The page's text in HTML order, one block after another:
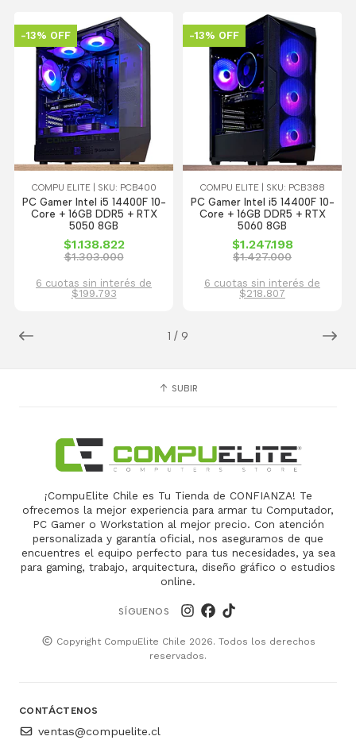
1 / 9
-13% OFF
COMPU ELITE | SKU: PCB400
PC Gamer Intel i5 14400F 10-
Core + 16GB DDR5 + RTX
5050 8GB
$1.138.822
$1.303.000
6 cuotas sin interés de
$199.793
-13% OFF
COMPU ELITE | SKU: PCB388
PC Gamer Intel i5 14400F 10-
Core + 16GB DDR5 + RTX
5060 8GB
$1.247.198
$1.427.000
6 cuotas sin interés de
$218.807
SUBIR
¡CompuElite Chile es Tu Tienda de CONFIANZA! Te
ofrecemos la mejor experiencia para armar tu Computador,
PC Gamer o Workstation al mejor precio. Con atención
personalizada y garantía oficial, nos aseguramos de que
encuentres el equipo perfecto para tus necesidades, ya sea
para gaming, trabajo, arquitectura, diseño gráfico o estudios
online.
SÍGUENOS
Copyright CompuElite Chile 2026. Todos los derechos
reservados.
CONTÁCTENOS
ventas@compuelite.cl